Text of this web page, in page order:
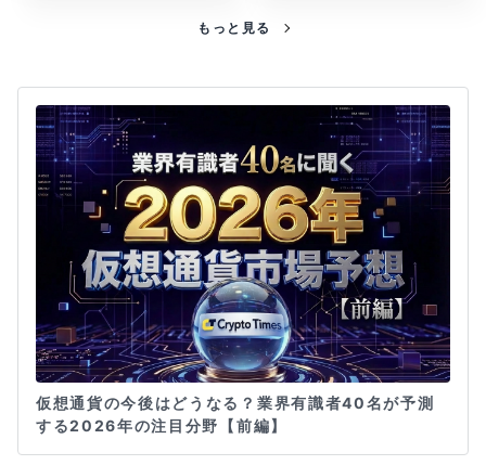
もっと見る
仮想通貨の今後はどうなる？業界有識者40名が予測
する2026年の注目分野【前編】